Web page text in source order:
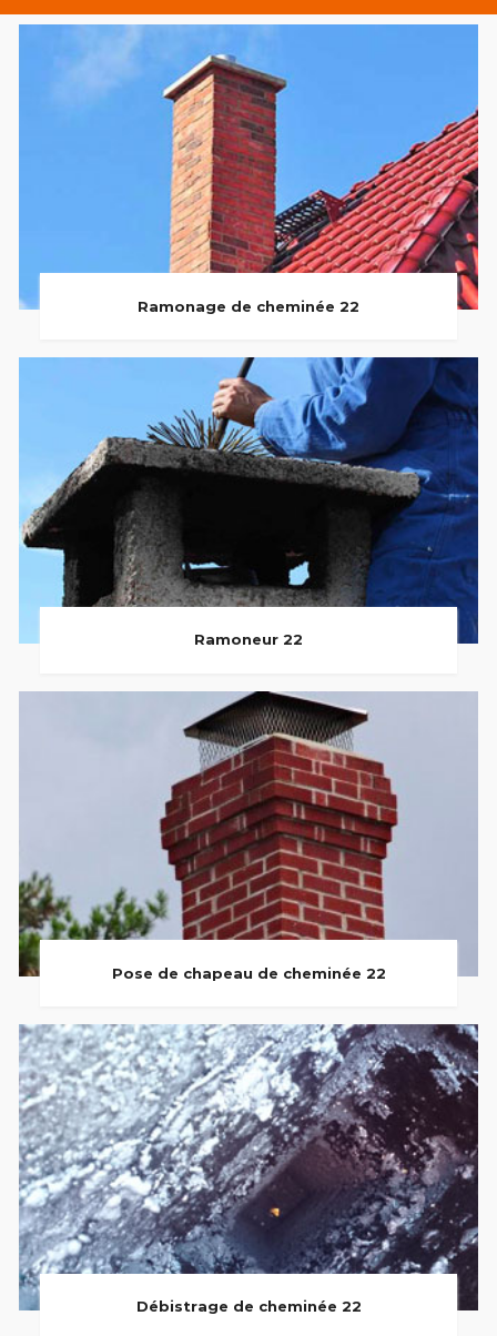
Ramonage de cheminée 22
Ramoneur 22
Pose de chapeau de cheminée 22
Débistrage de cheminée 22